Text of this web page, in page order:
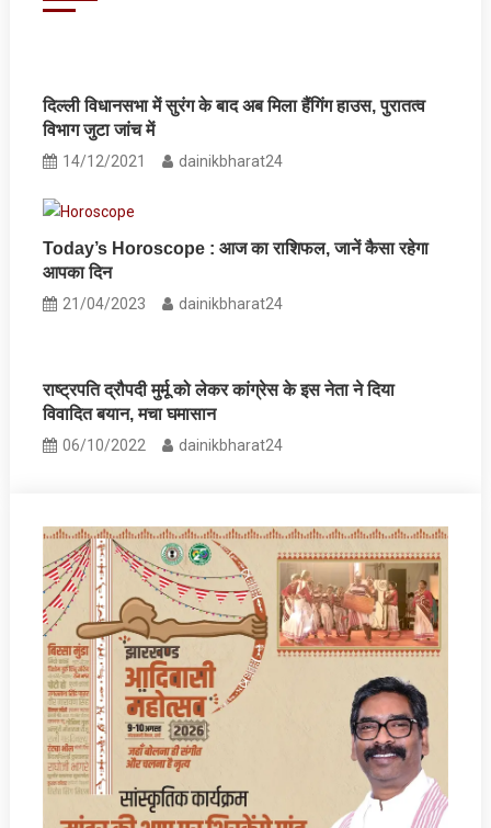
दिल्ली विधानसभा में सुरंग के बाद अब मिला हैंगिंग हाउस, पुरातत्व
विभाग जुटा जांच में
14/12/2021 dainikbharat24
Today’s Horoscope : आज का राशिफल, जानें कैसा रहेगा
आपका दिन
21/04/2023 dainikbharat24
राष्‍ट्रपति द्रौपदी मुर्मू को लेकर कांग्रेस के इस नेता ने दिया
विवादित बयान, मचा घमासान
06/10/2022 dainikbharat24